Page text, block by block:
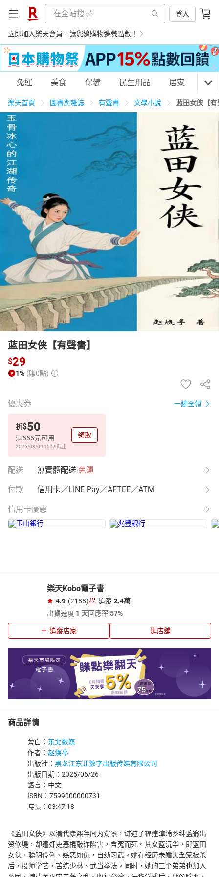
登入
立即加入樂天會員，讓您邊購物邊賺點數！
購物網分類
養生保健 民生用品
居家生活 3C家電 運動休閒 親子玩具
女裝 情趣用品
日本購物 電子/紙本書
HOT
免運 美食 保健 民生用品 居家 3C
樂天首頁 圖書與雜誌 有聲書 文學小說 蓝田女侠【有
蓝田女侠【有聲書】
$29
1% (賺0點)
優惠券 一鍵全領
折$50
滿555元可用
2026/08/09 15:59截止
領取
配送 無實體配送 免運
付款 信用卡／LINE Pay／AFTEE／ATM
信用卡優惠
樂天Kobo電子書
4.9 (2188) 追蹤 2.4萬
出貨速度 1 天回應率57%
追蹤店家 逛店舖
商品詳情
旁白： 东北数媒
作者： 赵焕亭
出版社： 黑龙江东北数字出版传媒有限公司
出版日期：2025/06/26
語言：中文
ISBN：7599000000731
時長：03:47:18
《蓝田女侠》以清代康熙年间为背景，讲述了福建漳浦乡绅蓝翁出
资修堤，却遭奸吏恶棍敲诈陷害，含冤而死。其女蓝沅华，即蓝田
女侠，聪明伶俐、嫉恶如仇，自幼习武。她在经历未婚夫全家被杀
后，投师学艺，苦练少林、武当拳法。同时，她的三个弟弟也加入